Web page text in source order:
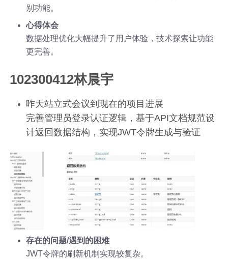
别功能。
心得体会
数据处理优化大幅提升了用户体验，技术探索让功能
更完善。
102300412林晨宇
昨天站立式会议到现在的项目进展
完善管理员登录认证逻辑，基于API文档规范设
计返回数据结构，实现JWT令牌生成与验证
存在的问题/遇到的困难
JWT令牌的刷新机制实现较复杂。